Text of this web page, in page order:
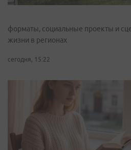
форматы, социальные проекты и
жизни в регионах
сегодня, 15:22